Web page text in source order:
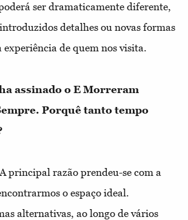
ser dramaticamente diferente,
detalhes ou novas formas
de quem nos visita.
assinado o E Morreram
Porquê tanto tempo
principal razão prendeu-se com a
o espaço ideal.
alternativas, ao longo de vários